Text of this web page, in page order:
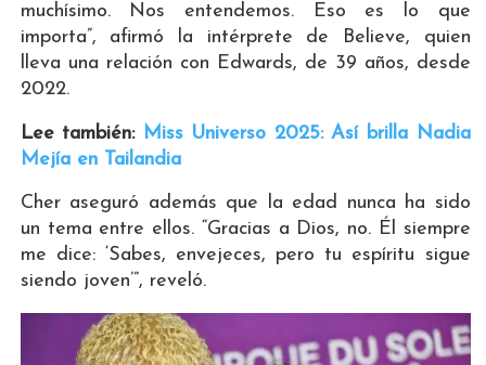
muchísimo. Nos entendemos. Eso es lo que
importa”, afirmó la intérprete de Believe, quien
lleva una relación con Edwards, de 39 años, desde
2022.
Lee también:Miss Universo 2025: Así brilla Nadia
Mejía en Tailandia
Cher aseguró además que la edad nunca ha sido
un tema entre ellos. “Gracias a Dios, no. Él siempre
me dice: ‘Sabes, envejeces, pero tu espíritu sigue
siendo joven’”, reveló.